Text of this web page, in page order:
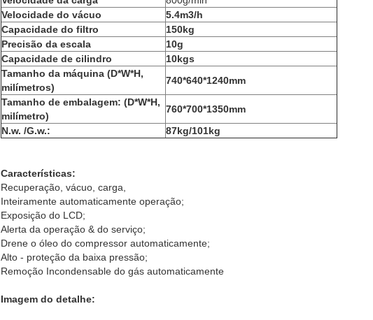
Velocidade do vácuo
5.4m3/h
Capacidade do filtro
150kg
Precisão da escala
10g
Capacidade de cilindro
10kgs
Tamanho da máquina (D*W*H,
milímetros)
740*640*1240mm
Tamanho de embalagem: (D*W*H,
milímetro)
760*700*1350mm
N.w. /G.w.:
87kg/101kg
Características:
Recuperação, vácuo, carga,
Inteiramente automaticamente operação;
Exposição do LCD;
Alerta da operação & do serviço;
Drene o óleo do compressor automaticamente;
Alto - proteção da baixa pressão;
Remoção Incondensable do gás automaticamente
Imagem do detalhe: